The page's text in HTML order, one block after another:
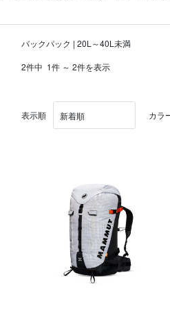
バックパック | 20L～40L未満
2件中 1件 ～ 2件を表示
表示順 カラ